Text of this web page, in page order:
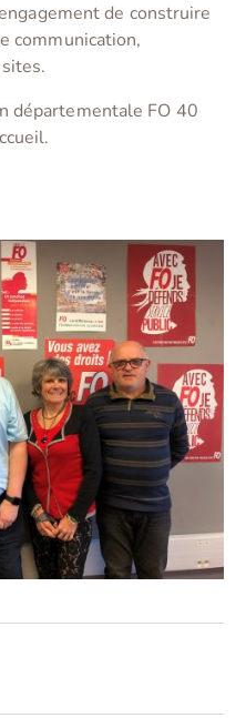
de construire
communication,
départementale FO 40